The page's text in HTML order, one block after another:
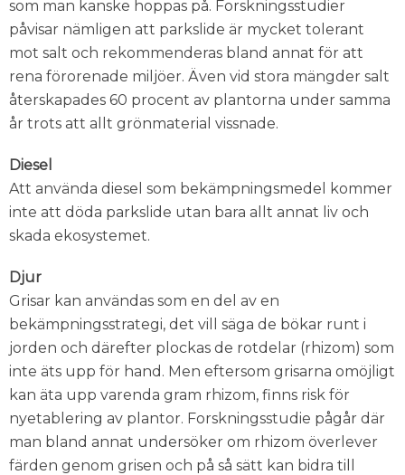
som man kanske hoppas på. Forskningsstudier
påvisar nämligen att parkslide är mycket tolerant
mot salt och rekommenderas bland annat för att
rena förorenade miljöer. Även vid stora mängder salt
återskapades 60 procent av plantorna under samma
år trots att allt grönmaterial vissnade.
Diesel
Att använda diesel som bekämpningsmedel kommer
inte att döda parkslide utan bara allt annat liv och
skada ekosystemet.
Djur
Grisar kan användas som en del av en
bekämpningsstrategi, det vill säga de bökar runt i
jorden och därefter plockas de rotdelar (rhizom) som
inte äts upp för hand. Men eftersom grisarna omöjligt
kan äta upp varenda gram rhizom, finns risk för
nyetablering av plantor. Forskningsstudie pågår där
man bland annat undersöker om rhizom överlever
färden genom grisen och på så sätt kan bidra till